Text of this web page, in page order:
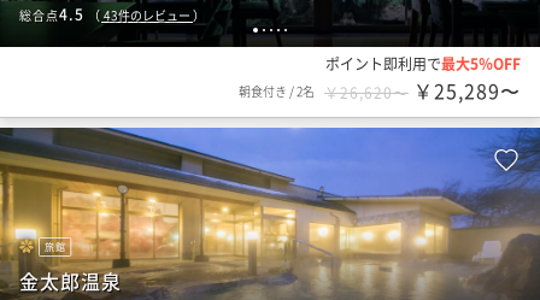
1 2 3 4 5
総合点4.5 （ 43件のレビュー ）
ポイント即利用で最大5％OFF
朝食付き /2名 ￥26,620〜 ￥25,289〜
旅館
金太郎温泉